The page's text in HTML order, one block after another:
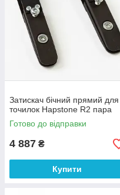
Затискач бічний прямий для
точилок Hapstone R2 пара
Готово до відправки
4 887 ₴
Купити